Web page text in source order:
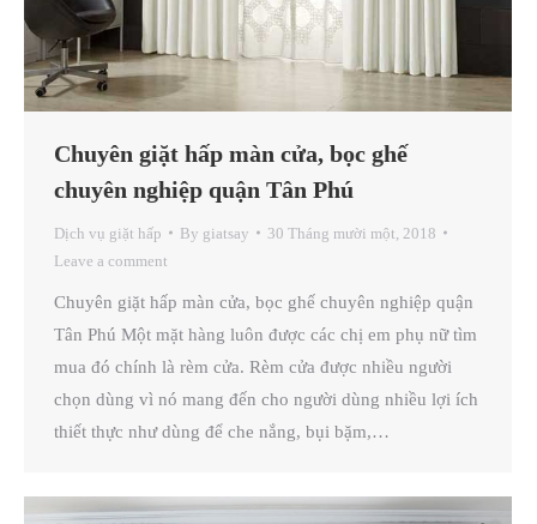
Chuyên giặt hấp màn cửa, bọc ghế
chuyên nghiệp quận Tân Phú
Dịch vụ giặt hấp By giatsay
30 Tháng mười một, 2018
Leave a comment
Chuyên giặt hấp màn cửa, bọc ghế chuyên nghiệp quận
Tân Phú Một mặt hàng luôn được các chị em phụ nữ tìm
mua đó chính là rèm cửa. Rèm cửa được nhiều người
chọn dùng vì nó mang đến cho người dùng nhiều lợi ích
thiết thực như dùng để che nắng, bụi bặm,…